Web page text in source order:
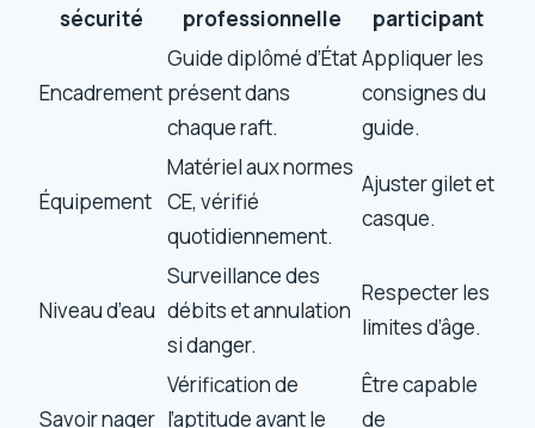
sécurité
professionnelle
participant
Encadrement
Guide diplômé d’État
présent dans
chaque raft.
Appliquer les
consignes du
guide.
Équipement
Matériel aux normes
CE, vérifié
quotidiennement.
Ajuster gilet et
casque.
Niveau d’eau
Surveillance des
débits et annulation
si danger.
Respecter les
limites d’âge.
Savoir nager
Vérification de
l’aptitude avant le
Être capable
de